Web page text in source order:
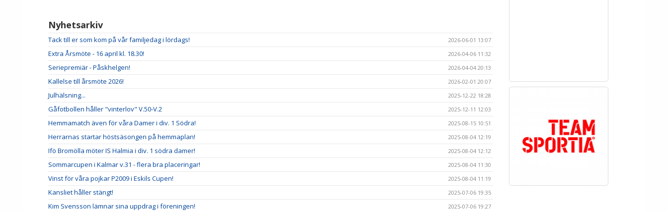
Nyhetsarkiv
Tack till er som kom på vår familjedag i lördags! 2026-06-01 13:07
Extra Årsmöte - 16 april kl. 18.30! 2026-04-06 11:32
Seriepremiär - Påskhelgen! 2026-04-04 20:13
Kallelse till årsmöte 2026! 2026-02-01 20:07
Julhälsning... 2025-12-22 18:28
Gåfotbollen håller "vinterlov" V.50-V.2 2025-12-11 12:03
Hemmamatch även för våra Damer i div. 1 Södra! 2025-08-15 10:51
Herrarnas startar höstsäsongen på hemmaplan! 2025-08-04 12:19
Ifö Bromölla möter IS Halmia i div. 1 södra damer! 2025-08-04 12:12
Sommarcupen i Kalmar v.31 - flera bra placeringar! 2025-08-04 11:30
Vinst för våra pojkar P2009 i Eskils Cupen! 2025-08-04 11:19
Kansliet håller stängt! 2025-07-06 19:35
Kim Svensson lämnar sina uppdrag i föreningen! 2025-07-06 19:27